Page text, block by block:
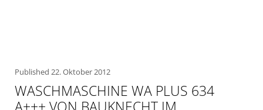
Published 22. Oktober 2012
WASCHMASCHINE WA PLUS 634